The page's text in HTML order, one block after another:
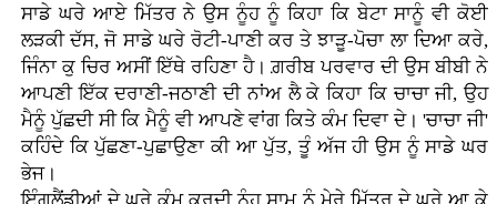
ਸਾਡੇ ਘਰੇ ਆਏ ਮਿੱਤਰ ਨੇ ਉਸ ਨੂੰਹ ਨੂੰ ਕਿਹਾ ਕਿ ਬੇਟਾ ਸਾਨੂੰ ਵੀ ਕੋਈ
ਲੜਕੀ ਦੱਸ, ਜੋ ਸਾਡੇ ਘਰੇ ਰੋਟੀ-ਪਾਣੀ ਕਰ ਤੇ ਝਾੜੂ-ਪੋਚਾ ਲਾ ਦਿਆ ਕਰੇ,
ਜਿੰਨਾ ਕੁ ਚਿਰ ਅਸੀਂ ਇੱਥੇ ਰਹਿਣਾ ਹੈ। ਗ਼ਰੀਬ ਪਰਵਾਰ ਦੀ ਉਸ ਬੀਬੀ ਨੇ
ਆਪਣੀ ਇੱਕ ਦਰਾਣੀ-ਜਠਾਣੀ ਦੀ ਨਾਂਅ ਲੈ ਕੇ ਕਿਹਾ ਕਿ ਚਾਚਾ ਜੀ, ਉਹ
ਮੈਨੂੰ ਪੁੱਛਦੀ ਸੀ ਕਿ ਮੈਨੂੰ ਵੀ ਆਪਣੇ ਵਾਂਗ ਕਿਤੇ ਕੰਮ ਦਿਵਾ ਦੇ। 'ਚਾਚਾ ਜੀ'
ਕਹਿੰਦੇ ਕਿ ਪੁੱਛਣਾ-ਪੁਛਾਉਣਾ ਕੀ ਆ ਪੁੱਤ, ਤੂੰ ਅੱਜ ਹੀ ਉਸ ਨੂੰ ਸਾਡੇ ਘਰ
ਭੇਜ।